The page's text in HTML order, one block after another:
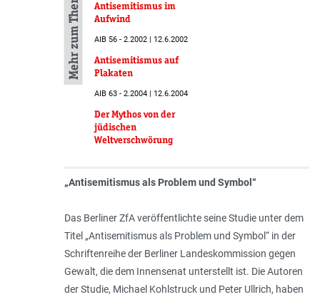
Mehr zum Thema
Antisemitismus im
Aufwind
AIB 56 - 2.2002 | 12.6.2002
Antisemitismus auf
Plakaten
AIB 63 - 2.2004 | 12.6.2004
Der Mythos von der
jüdischen
Weltverschwörung
„Antisemitismus als Problem und Symbol“
Das Berliner ZfA veröffentlichte seine Studie unter dem
Titel „Antisemitismus als Problem und Symbol“ in der
Schriftenreihe der Berliner Landeskommission gegen
Gewalt, die dem Innensenat unterstellt ist. Die Autoren
der Studie, Michael Kohlstruck und Peter Ullrich, haben